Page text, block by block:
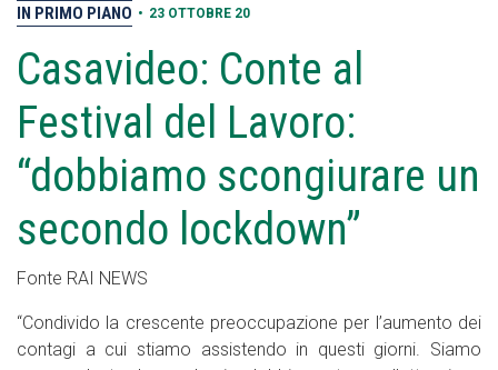
IN PRIMO PIANO • 23 OTTOBRE 20
Casavideo: Conte al
Festival del Lavoro:
“dobbiamo scongiurare un
secondo lockdown”
Fonte RAI NEWS
“Condivido la crescente preoccupazione per l’aumento dei
contagi a cui stiamo assistendo in questi giorni. Siamo